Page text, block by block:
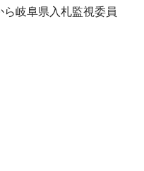
岐阜県入札監視委員